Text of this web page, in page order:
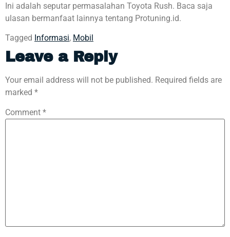
Ini adalah seputar permasalahan Toyota Rush. Baca saja
ulasan bermanfaat lainnya tentang Protuning.id.
Tagged Informasi, Mobil
Leave a Reply
Your email address will not be published. Required fields are
marked *
Comment *